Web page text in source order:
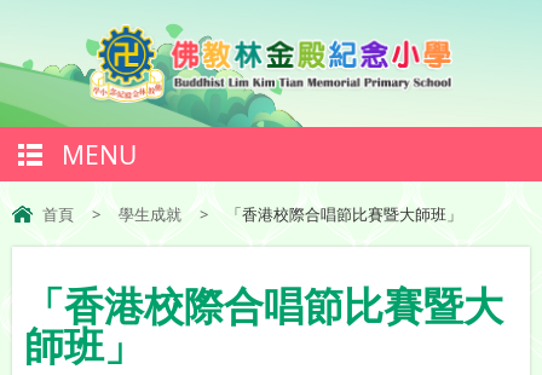
MENU
首頁 > 學生成就 > 「香港校際合唱節比賽暨大師班」
「香港校際合唱節比賽暨大
師班」